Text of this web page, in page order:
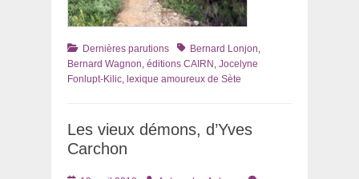
Catégories
Dernières parutions TagsBernard Lonjon,
Bernard Wagnon, éditions CAIRN, Jocelyne
Fonlupt-Kilic, lexique amoureux de Sète
Les vieux démons, d’Yves
Carchon